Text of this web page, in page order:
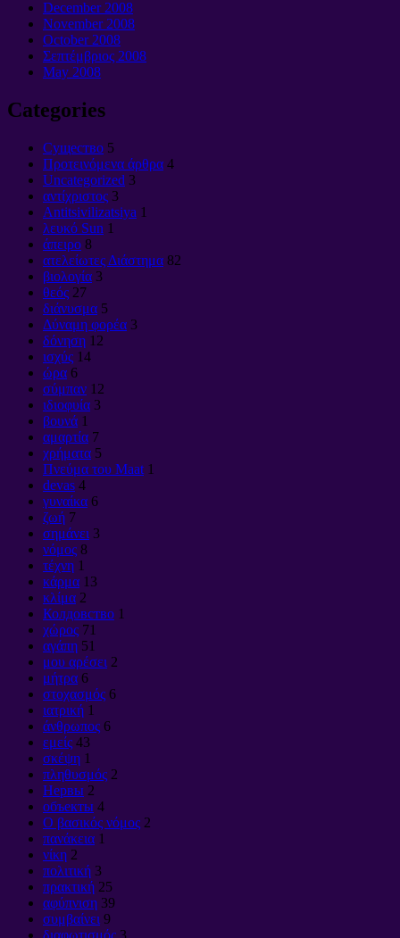
December2008
November2008
October2008
Σεπτέμβριος 2008
May 2008
Categories
Cущество 5
Προτεινόμενα άρθρα 4
Uncategorized 3
αντίχριστος 3
Antitsivilizatsiya 1
λευκό Sun 1
άπειρο 8
ατελείωτες Διάστημα 82
βιολογία 3
θεός 27
διάνυσμα 5
Δύναμη φορέα 3
δόνηση 12
ισχύς 14
ώρα 6
σύμπαν 12
ιδιοφυία 3
βουνά 1
αμαρτία 7
χρήματα 5
Πνεύμα του Maat 1
devas 4
γυναίκα 6
ζωή 7
σημάνει 3
νόμος 8
τέχνη 1
κάρμα 13
κλίμα 2
Колдовство 1
χώρος 71
αγάπη 51
μου αρέσει 2
μήτρα 6
στοχασμός 6
ιατρική 1
άνθρωπος 6
εμείς 43
σκέψη 1
πληθυσμός 2
Нервы 2
объекты 4
Ο βασικός νόμος 2
πανάκεια 1
νίκη 2
πολιτική 3
πρακτική 25
αφύπνιση 39
συμβαίνει 9